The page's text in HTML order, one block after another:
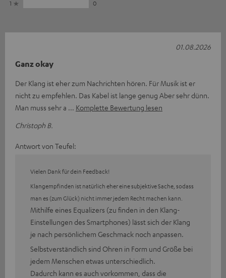
1 0
Ganz okay
Der Klang ist eher zum Nachrichten hören. Für Musik ist er
nicht zu empfehlen. Das Kabel ist lange genug Aber sehr dünn.
Man muss sehr a
Komplette Bewertung lesen
Christoph B.
01.08.2026
Antwort von Teufel:
Vielen Dank für dein Feedback!
Klangempfinden ist natürlich eher eine subjektive Sache, sodass
man es (zum Glück) nicht immer jedem Recht machen kann.
Mithilfe eines Equalizers (zu finden in den Klang-
Einstellungen des Smartphones) lässt sich der Klang
je nach persönlichem Geschmack noch anpassen.
Selbstverständlich sind Ohren in Form und Größe bei
jedem Menschen etwas unterschiedlich.
Dadurch kann es auch vorkommen, dass die